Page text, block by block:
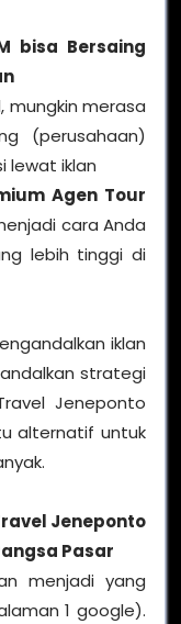
bisa Bersaing
mungkin merasa
(perusahaan)
lewat iklan
Agen Tour
cara Anda
lebih tinggi di
iklan
strategi
Jeneponto
alternatif untuk
Jeneponto
Pasar
menjadi yang
1 google).